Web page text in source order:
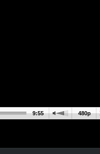
480p
9:55